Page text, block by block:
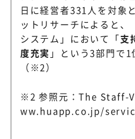
日に経営者331人を対象
ットリサーチによると、
システム」において「支
度充実 」という3部門で1
（※2）
※2 参照元：The Staff-
ww.huapp.co.jp/